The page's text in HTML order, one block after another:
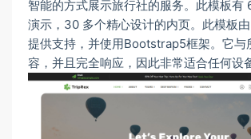
智能的方式展示旅行社的服务。此模板有
演示，30 多个精心设计的内页。此模板
提供支持，并使用Bootstrap5框架。它与
容，并且完全响应，因此非常适合任何设